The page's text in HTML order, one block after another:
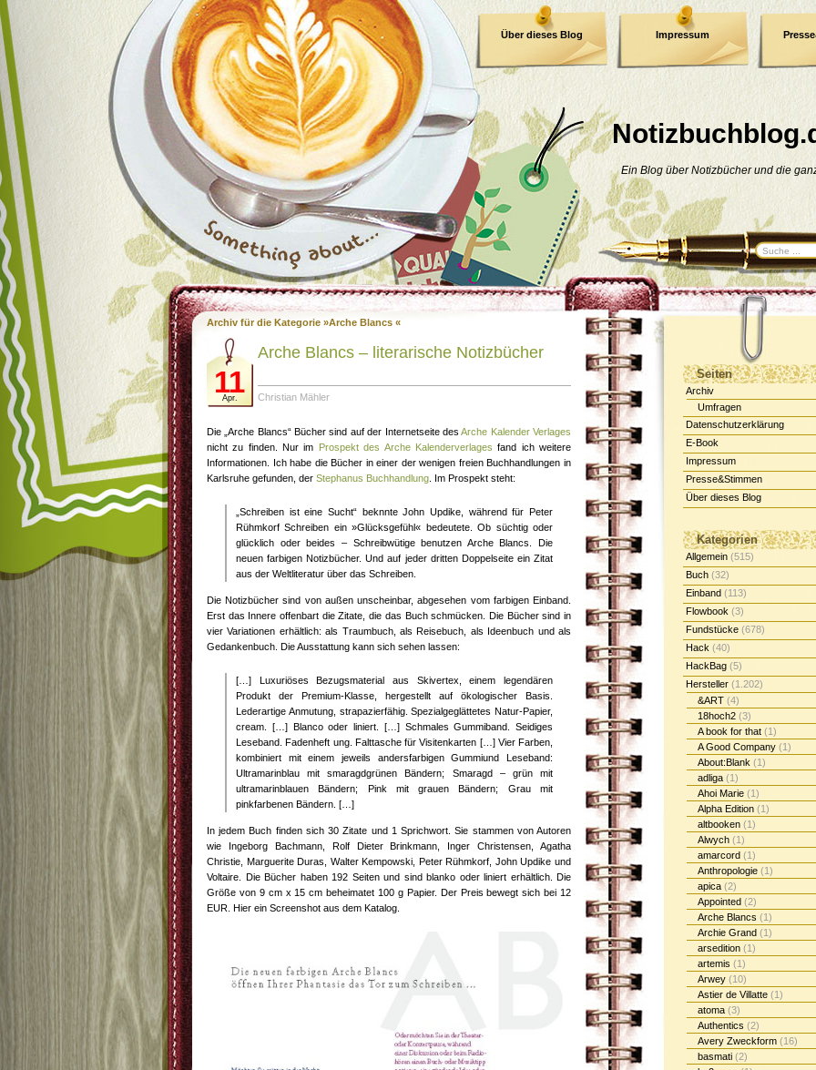
Ein Blog über Notizbücher und die
Über dieses Blog Impressum
Datenschutzerklärung
Archiv für die Kategorie »Arche Blancs «
11
Apr.
Arche Blancs – literarische Notizbücher
Christian Mähler
Die „Arche Blancs“ Bücher sind auf der Internetseite desArche Kalender Verlages
nicht zu finden. Nur im Prospekt des Arche Kalenderverlages fand ich weitere
Informationen. Ich habe die Bücher in einer der wenigen freien Buchhandlungen in
Karlsruhe gefunden, der Stephanus Buchhandlung . Im Prospekt steht:
„Schreiben ist eine Sucht“ beknnte John Updike, während für Peter
Rühmkorf Schreiben ein »Glücksgefühl« bedeutete. Ob süchtig oder
glücklich oder beides – Schreibwütige benutzen Arche Blancs. Die
neuen farbigen Notizbücher. Und auf jeder dritten Doppelseite ein Zitat
aus der Weltliteratur über das Schreiben.
Die Notizbücher sind von außen unscheinbar, abgesehen vom farbigen Einband.
Erst das Innere offenbart die Zitate, die das Buch schmücken. Die Bücher sind in
vier Variationen erhältlich: als Traumbuch, als Reisebuch, als Ideenbuch und als
Gedankenbuch. Die Ausstattung kann sich sehen lassen:
[…] Luxuriöses Bezugsmaterial aus Skivertex, einem legendären
Produkt der Premium-Klasse, hergestellt auf ökologischer Basis.
Lederartige Anmutung, strapazierfähig. Spezialgeglättetes Natur-Papier,
cream. […] Blanco oder liniert. […] Schmales Gummiband. Seidiges
Leseband. Fadenheft ung. Falttasche für Visitenkarten […] Vier Farben,
kombiniert mit einem jeweils andersfarbigen Gummiund Leseband:
Ultramarinblau mit smaragdgrünen Bändern; Smaragd – grün mit
ultramarinblauen Bändern; Pink mit grauen Bändern; Grau mit
pinkfarbenen Bändern. […]
In jedem Buch finden sich 30 Zitate und 1 Sprichwort. Sie stammen von Autoren
wie Ingeborg Bachmann, Rolf Dieter Brinkmann, Inger Christensen, Agatha
Christie, Marguerite Duras, Walter Kempowski, Peter Rühmkorf, John Updike und
Voltaire. Die Bücher haben 192 Seiten und sind blanko oder liniert erhältlich. Die
Größe von 9 cm x 15 cm beheimatet 100 g Papier. Der Preis bewegt sich bei 12
EUR. Hier ein Screenshot aus dem Katalog.
Seiten
Archiv
Umfragen
Datenschutzerklärung
E-Book
Impressum
Presse&Stimmen
Über dieses Blog
Kategorien
Allgemein (515)
Buch (32)
Einband (113)
Flowbook (3)
Fundstücke (678)
Hack (40)
HackBag (5)
Hersteller (1.202)
&ART (4)
18hoch2 (3)
A book for that (1)
A Good Company (1)
About:Blank (1)
adliga (1)
Ahoi Marie (1)
Alpha Edition (1)
altbooken (1)
Alwych (1)
amarcord (1)
Anthropologie (1)
apica (2)
Appointed (2)
Arche Blancs (1)
Archie Grand (1)
arsedition (1)
artemis (1)
Arwey (10)
Astier de Villatte (1)
atoma (3)
Authentics (2)
Avery Zweckform (16)
basmati (2)